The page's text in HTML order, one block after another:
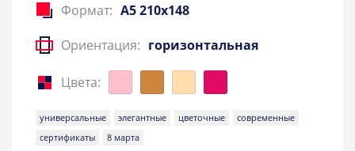
Формат: A5 210x148
Ориентация: горизонтальная
Цвета:
универсальные элегантные цветочные
современные
сертификаты
8 марта